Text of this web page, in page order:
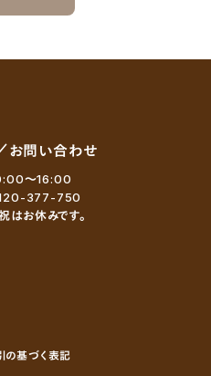
お問い合わせ
～16:00
377-750
はお休みです。
の基づく表記